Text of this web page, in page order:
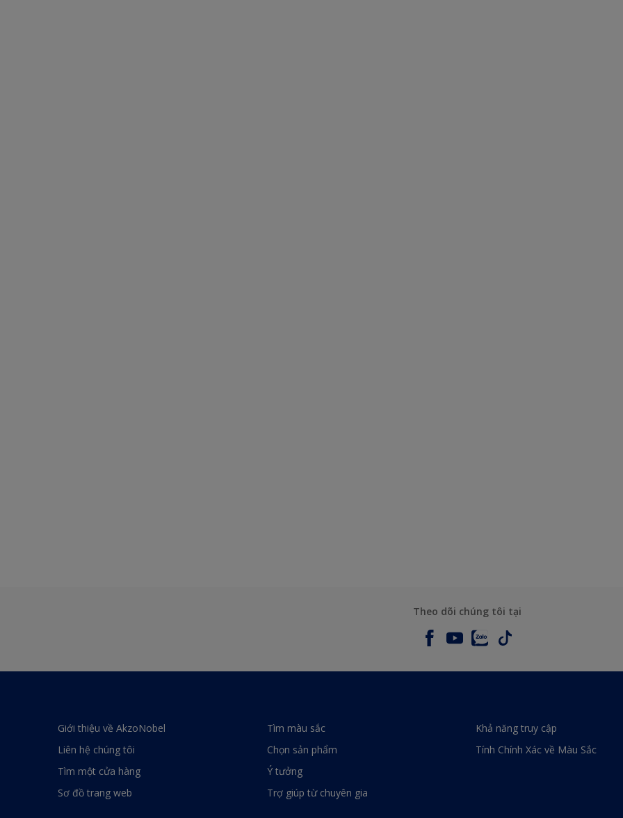
Theo dõi chúng tôi tại
Giới thiệu về AkzoNobel
Liên hệ chúng tôi
Tìm một cửa hàng
Sơ đồ trang web
Tìm màu sắc
Chọn sản phẩm
Ý tưởng
Trợ giúp từ chuyên gia
Khả năng truy cập
Tính Chính Xác về Màu Sắc